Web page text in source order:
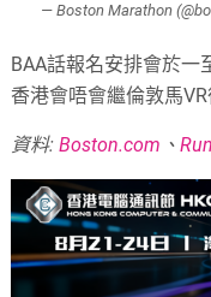
— Boston Marathon
BAA話報名安排會於一
香港會唔會繼倫敦馬
資料:Boston.com 、